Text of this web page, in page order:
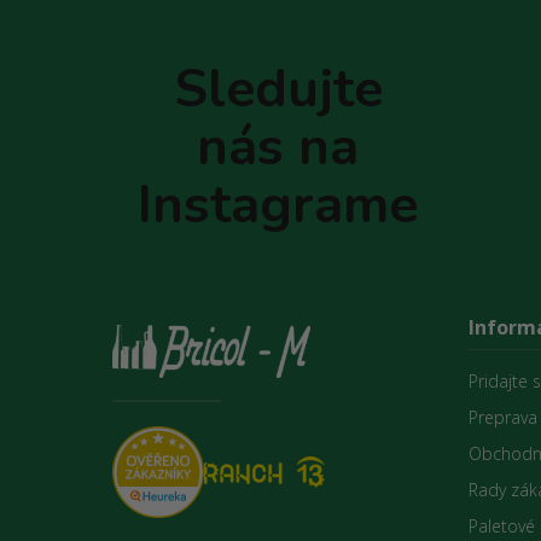
Sledujte
nás na
Instagrame
Pridajte
Rady